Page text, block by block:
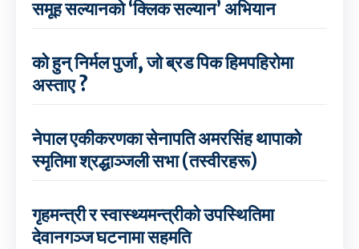
समूह सल्यानको ‘क्लिक सल्यान’ अभियान
को हुन् निर्मल पुर्जा, जो ब्रड पिक हिमपहिरोमा
अस्ताए ?
नेपाल एकीकरणका सेनापति अमरसिंह थापाको
स्मृतिमा श्रद्धाञ्जली सभा (तस्वीरहरू)
गृहमन्त्री र स्वास्थ्यमन्त्रीको उपस्थितिमा
देवानगञ्ज घटनामा सहमति